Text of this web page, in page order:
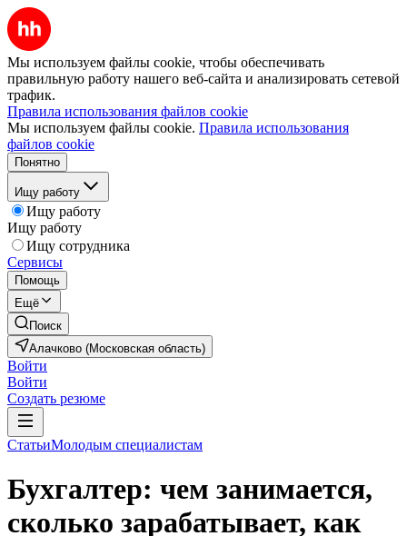
Мы используем файлы cookie, чтобы обеспечивать
правильную работу нашего веб-сайта и анализировать сетевой
трафик.
Правила использования файлов cookie
Мы используем файлы cookie. Правила использования
файлов cookie
Понятно
Ищу работу
Ищу работу
Ищу работу
Ищу сотрудника
Сервисы
Помощь
Ещё
Поиск
Алачково (Московская область)
Войти
Войти
Создать резюме
СтатьиМолодым специалистам
Бухгалтер: чем занимается,
сколько зарабатывает, как